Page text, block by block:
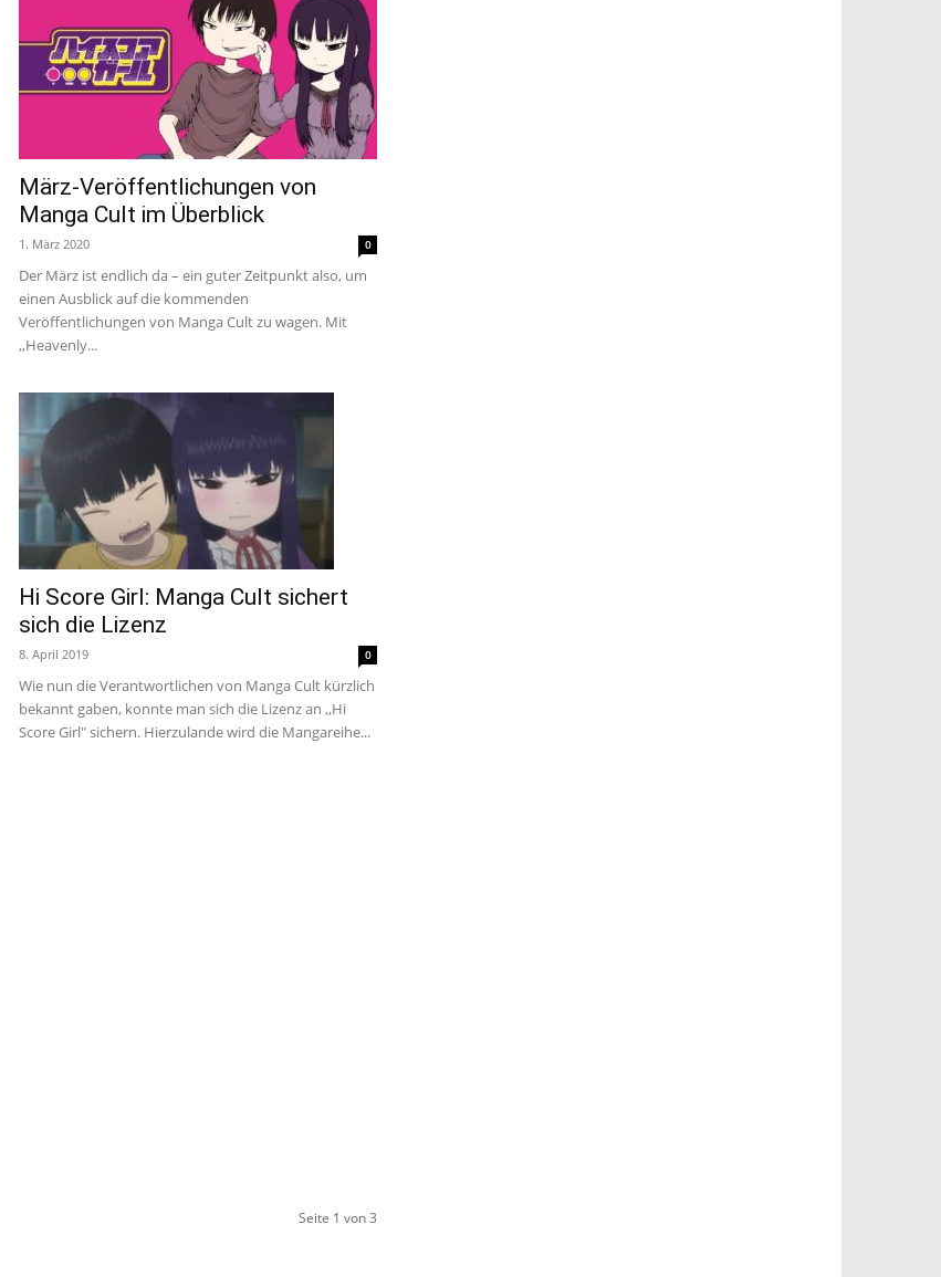
Games
März-Veröffentlichungen von
Manga Cult im Überblick
1. März 2020 0
Der März ist endlich da – ein guter Zeitpunkt also, um
einen Ausblick auf die kommenden
Veröffentlichungen von Manga Cult zu wagen. Mit
,,Heavenly...
Hi Score Girl: Manga Cult sichert
sich die Lizenz
8. April 2019 0
Wie nun die Verantwortlichen von Manga Cult kürzlich
bekannt gaben, konnte man sich die Lizenz an ,,Hi
Score Girl" sichern. Hierzulande wird die Mangareihe...
Seite 1 von 3